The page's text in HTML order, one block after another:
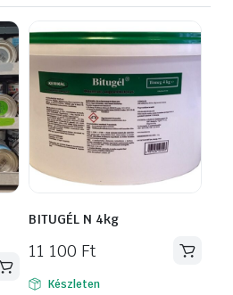
BITUGÉL N 4kg
11 100 Ft
Készleten